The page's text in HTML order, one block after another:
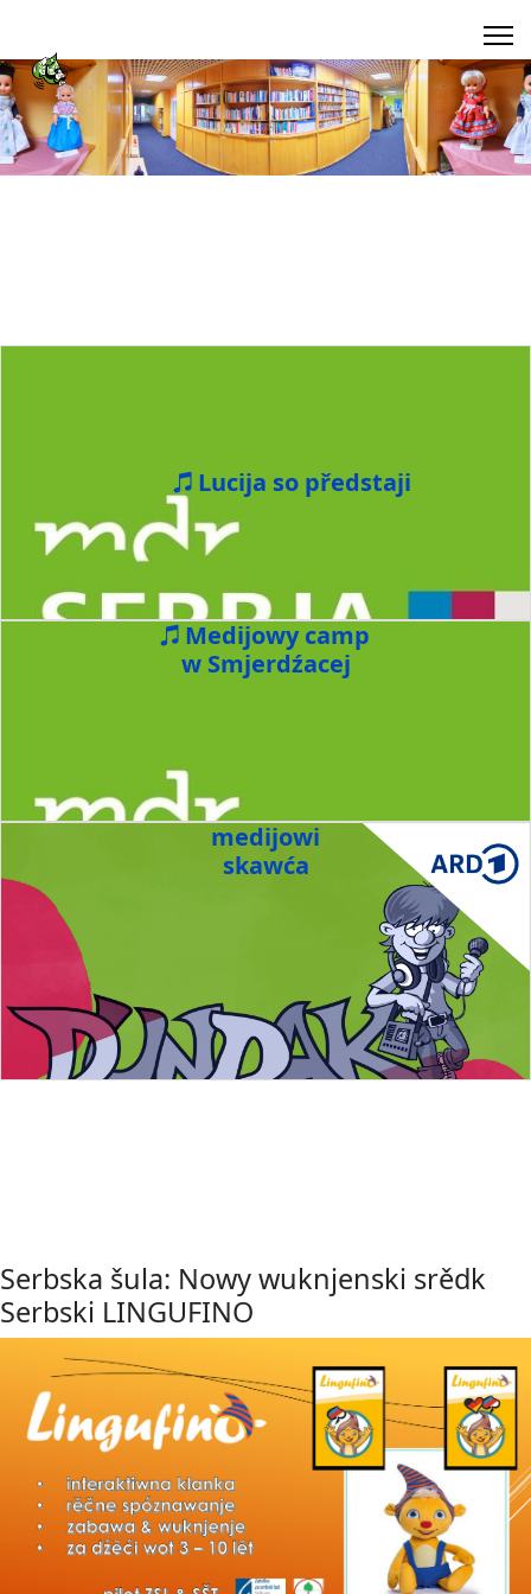
Lucija so předstaji
Medijowy camp
w Smjerdźacej
medijowi
skawća
Serbska šula: Nowy wuknjenski srědk
Serbski LINGUFINO